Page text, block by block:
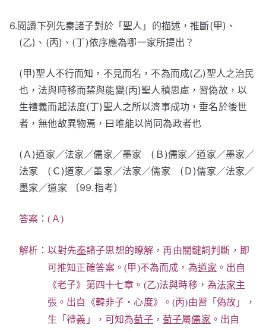
6.閱讀下列先秦諸子對於「聖人」的描述，推斷(甲)、
(乙)、(丙)、(丁)依序應為哪一家所提出？
(甲)聖人不行而知，不見而名，不為而成(乙)聖人之治民
也，法與時移而禁與能變(丙)聖人積思慮，習偽故，以
生禮義而起法度(丁)聖人之所以濟事成功，垂名於後世
者，無他故異物焉，曰唯能以尚同為政者也
(Ａ)道家／法家／儒家／墨家 (Ｂ)儒家／道家／墨家／
法家 (Ｃ)道家／墨家／法家／儒家 (Ｄ)儒家／法家／
墨家／道家 〔99.指考〕
答案：(Ａ)
解析：以對先秦諸子思想的瞭解，再由關鍵詞判斷，即
可推知正確答案。(甲)不為而成，為道家 。出自
《老子》第四十七章。(乙)法與時移，為法家主
張。出自《韓非子‧心度》。(丙)由習「偽故」，
生「禮義」，可知為荀子， 荀子屬儒家 。出自